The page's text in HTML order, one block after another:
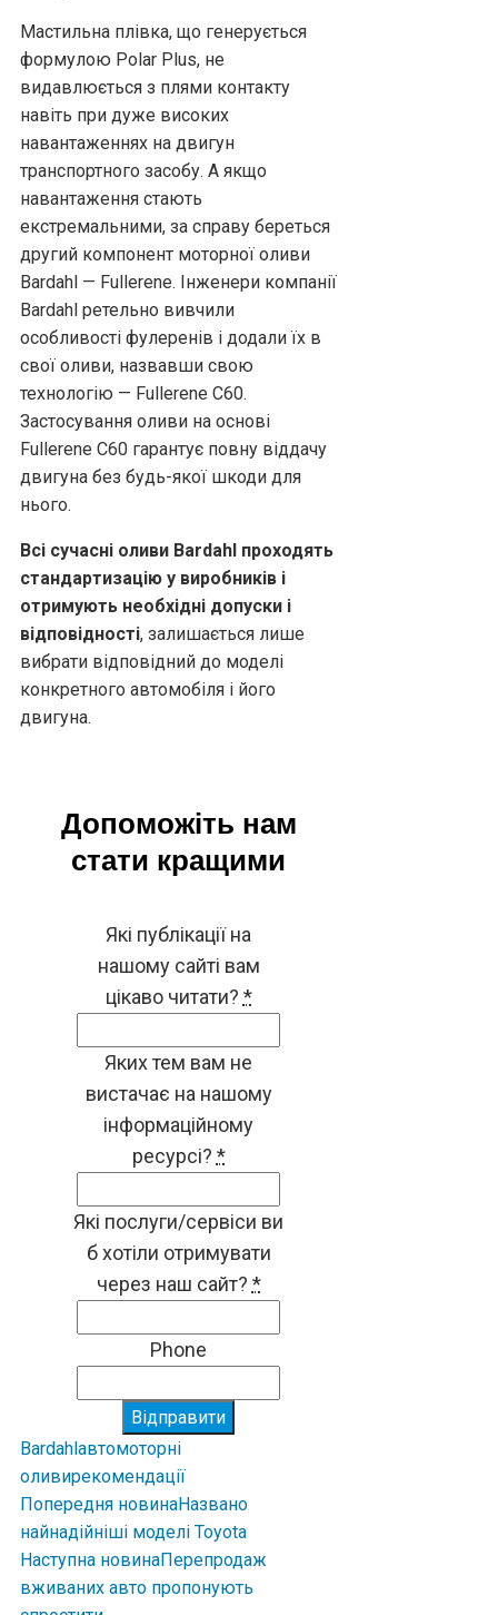
Мастильна плівка, що генерується
формулою Polar Plus, не
видавлюється з плями контакту
навіть при дуже високих
навантаженнях на двигун
транспортного засобу. А якщо
навантаження стають
екстремальними, за справу береться
другий компонент моторної оливи
Bardahl — Fullerene. Інженери компанії
Bardahl ретельно вивчили
особливості фулеренів і додали їх в
свої оливи, назвавши свою
технологію — Fullerene C60.
Застосування оливи на основі
Fullerene C60 гарантує повну віддачу
двигуна без будь-якої шкоди для
нього.
Всі сучасні оливи Bardahl проходять
стандартизацію у виробників і
отримують необхідні допуски і
відповідності, залишається лише
вибрати відповідний до моделі
конкретного автомобіля і його
двигуна.
Допоможіть нам
стати кращими
Які публікації на
нашому сайті вам
цікаво читати? *
Яких тем вам не
вистачає на нашому
інформаційному
ресурсі? *
Які послуги/сервіси ви
б хотіли отримувати
через наш сайт? *
Phone
Відправити
Bardahlавтомоторні
оливирекомендації
Попередня новинаНазвано
найнадійніші моделі Toyota
Наступна новинаПерепродаж
вживаних авто пропонують